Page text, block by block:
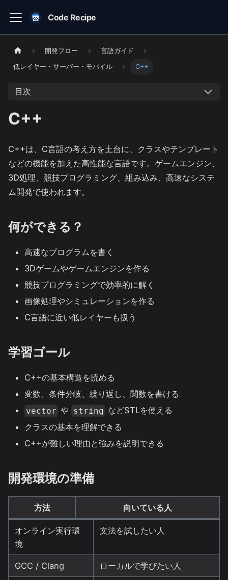
Code Recipe
開発フロー 言語ガイド
低レイヤー・サーバー・モバイル C++
目次
C++
C++は、C言語の考え方を土台に、クラスやテンプレート
などの機能を加えた高性能な言語です。ゲームエンジン、
3D処理、競技プログラミング、組み込み、高速なシステ
ム開発で使われます。
何ができる？
高速なプログラムを書く
3Dゲームやゲームエンジンを作る
競技プログラミングで効率的に解く
画像処理やシミュレーションを作る
C言語に近い低レイヤーも扱う
学習ゴール
C++の基本構造を読める
変数、条件分岐、繰り返し、関数を書ける
vector や string などSTLを使える
クラスの基本を理解できる
C++が難しい理由と強みを説明できる
開発環境の準備
方法 向いている人
オンライン実行環
境
文法を試したい人
GCC / Clang ローカルで学びたい人